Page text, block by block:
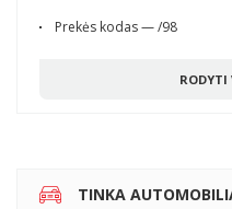
Prekės kodas — /98
RODYTI
TINKA